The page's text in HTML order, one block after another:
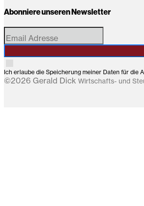
Abonniere unseren Newsletter
Ich erlaube die Speicherung meiner Daten für die
©2026 Gerald Dick Wirtschafts- und